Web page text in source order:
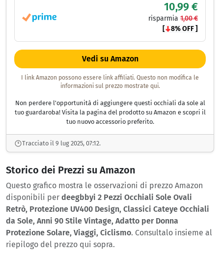
10,99 €
risparmia 1,00 €
[
8% OFF ]
Vedi su Amazon
I link Amazon possono essere link affiliati. Questo non modifica le
informazioni sul prezzo mostrate qui.
Non perdere l'opportunità di aggiungere questi occhiali da sole al
tuo guardaroba! Visita la pagina del prodotto su Amazon e scopri il
tuo nuovo accessorio preferito.
Tracciato il 9 lug 2025, 07:12.
Storico dei Prezzi su Amazon
Questo grafico mostra le osservazioni di prezzo Amazon
disponibili per deegbbyi 2 Pezzi Occhiali Sole Ovali
Retrò, Protezione UV400 Design, Classici Cateye Occhiali
da Sole, Anni 90 Stile Vintage, Adatto per Donna
Protezione Solare, Viaggi, Ciclismo. Consultalo insieme al
riepilogo del prezzo qui sopra.